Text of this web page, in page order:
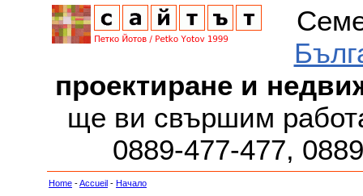
проектиране и
ще ви свършим
0889-477-477,
Home -Accueil - Начало